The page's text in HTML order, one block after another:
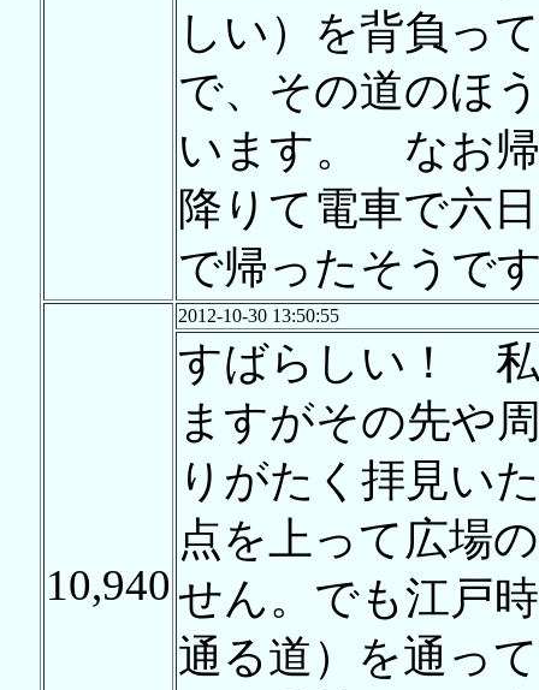
しい）を背負っ
で、その道のほ
います。 なお帰
降りて電車で六
で帰ったそうで
10,940
2012-10-30 13:50:55
すばらしい！ 私
ますがその先や
りがたく拝見い
点を上って広場
せん。でも江戸
通る道）を通っ